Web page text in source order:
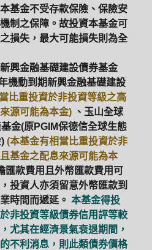
基金不受存款保險、保險安
制之保障。故投資本基金可
損失，最大可能損失則為全
興金融基礎建設債券基金
機動到期新興金融基礎建設
比重投資於非投資等級之高
源可能為本金) 、玉山全球
金(原PGIM保德信全球生態
(本基金有相當比重投資於非
基金之配息來源可能為本
匯款費用且外幣匯款費用可
投資人亦須留意外幣匯款到
時間而遞延。 本基金得投
非投資等級債券信用評等較
尤其在經濟景氣衰退期間，
不利消息，則此類債券價格